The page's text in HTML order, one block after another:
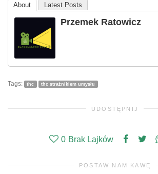
About Latest Posts
Przemek Ratowicz
Tags: thc thc strażnikiem umysłu
UDOSTĘPNIJ
0 Brak Lajków
POSTAW NAM KAWĘ